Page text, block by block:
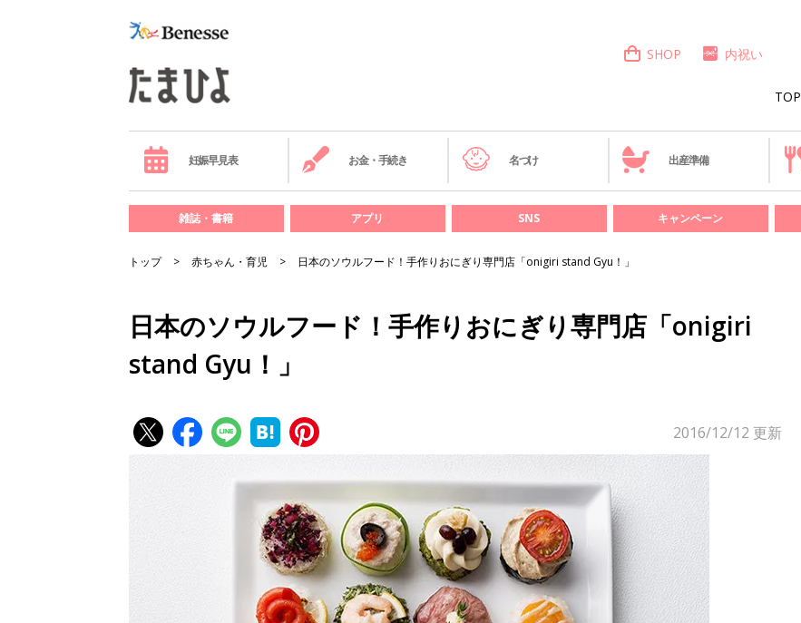
TOP
SHOP 内祝い
妊娠早見表 お金・手続き 名づけ 出産準備
雑誌・書籍 アプリ SNS キャンペーン
トップ 赤ちゃん・育児 日本のソウルフード！手作りおにぎり専門店「onigiri stand Gyu！」
日本のソウルフード！手作りおにぎり専門店「onigiri
stand Gyu！」
2016/12/12 更新